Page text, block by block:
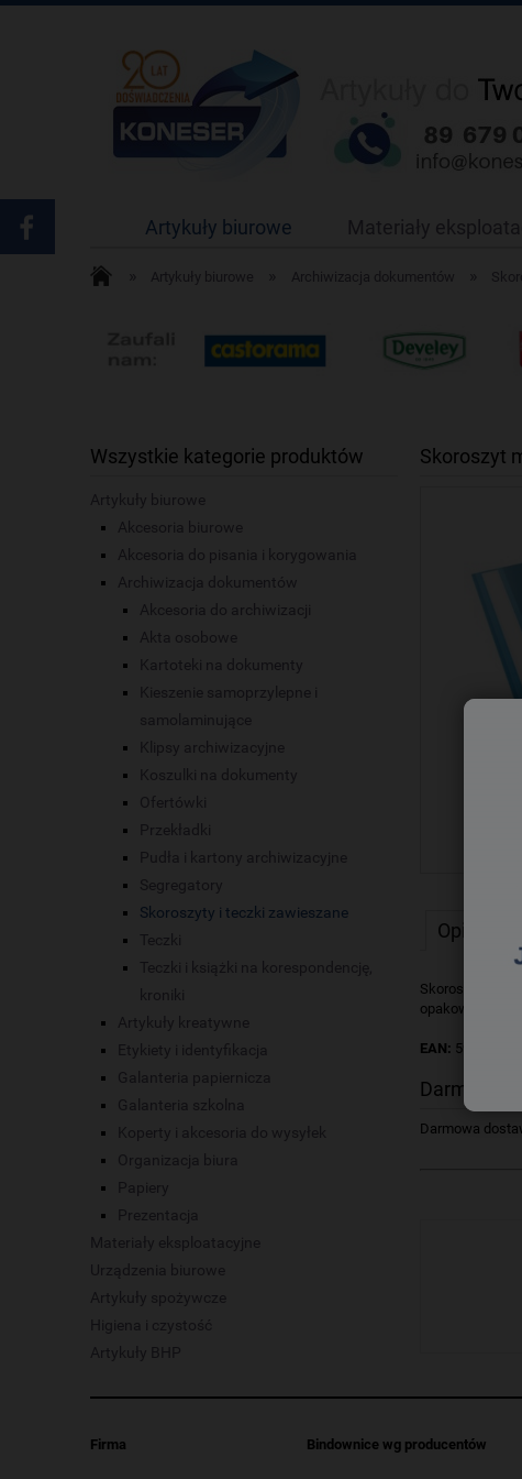
Artykuły biurowe Materiały
Artykuły biurowe Archiwizacja dokumentów
Wszystkie kategorie produktów
Artykuły biurowe
Akcesoria biurowe
Akcesoria do pisania i korygowania
Archiwizacja dokumentów
Akcesoria do archiwizacji
Akta osobowe
Kartoteki na dokumenty
Kieszenie samoprzylepne i
samolaminujące
Klipsy archiwizacyjne
Koszulki na dokumenty
Ofertówki
Przekładki
Pudła i kartony archiwizacyjne
Segregatory
Skoroszyty i teczki zawieszane
Teczki
Teczki i książki na korespondencję,
kroniki
Artykuły kreatywne
Etykiety i identyfikacja
Galanteria papiernicza
Galanteria szkolna
Koperty i akcesoria do wysyłek
Organizacja biura
Papiery
Prezentacja
Materiały eksploatacyjne
Urządzenia biurowe
Artykuły spożywcze
Higiena i czystość
Artykuły BHP
Skoroszyt
Opis
Skoroszyt
opakowanie
EAN:
Darmowa
Darmowa
Firma Bindownice wg producentów